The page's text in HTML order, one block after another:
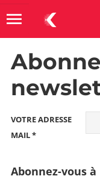
menu
Produit→
VOTRE ADRESSE
MAIL *
Abonnez-vous